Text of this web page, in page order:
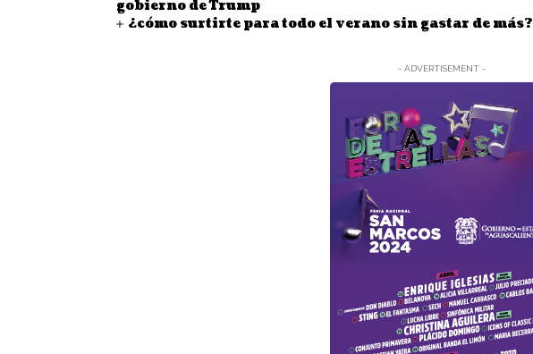
gobierno de Trump
¿cómo surtirte para todo el verano sin gastar de más?
- ADVERTISEMENT -